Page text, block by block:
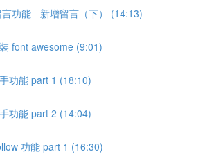
功能 - 新增留言（下） (14:13)
font awesome (9:01)
功能 part 1 (18:10)
功能 part 2 (14:04)
功能 part 1 (16:30)